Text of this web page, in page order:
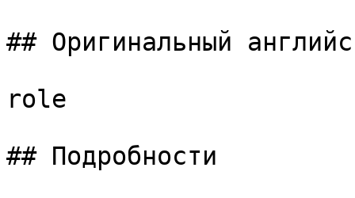
## Оригинальный
role
## Подробности